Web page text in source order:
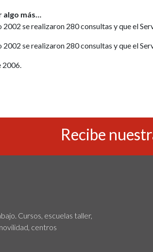
más…
se realizaron 280 consultas y que el
se realizaron 280 consultas y que el
2006.
Recibe
Cursos, escuelas taller,
centros